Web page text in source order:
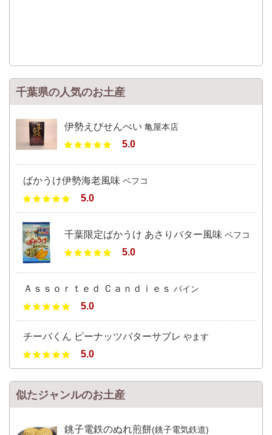
千葉県の人気のお土産
伊勢えびせんべい 亀屋本店
5.0
ばかうけ伊勢海老風味 ベフコ
5.0
千葉限定ばかうけ あさりバター風味 ベフコ
5.0
Ａｓｓｏｒｔｅｄ Ｃａｎｄｉｅｓ パイン
5.0
チーバくん ピーナッツバターサブレ やます
5.0
似たジャンルのお土産
銚子電鉄のぬれ煎餅(銚子電気鉄道)